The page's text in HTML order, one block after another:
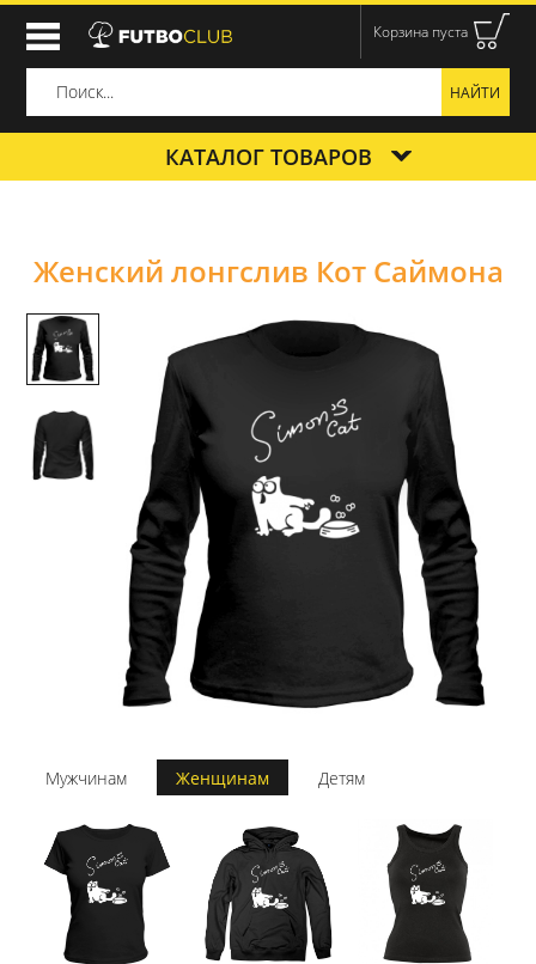
Корзина пуста
КАТАЛОГ ТОВАРОВ
Женский лонгслив Кот Саймона
Мужчинам Женщинам Детям